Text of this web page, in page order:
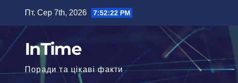
вмісту
Пт. Сер 7th, 2026 7:52:23 PM
InTime
Поради та цікаві факти